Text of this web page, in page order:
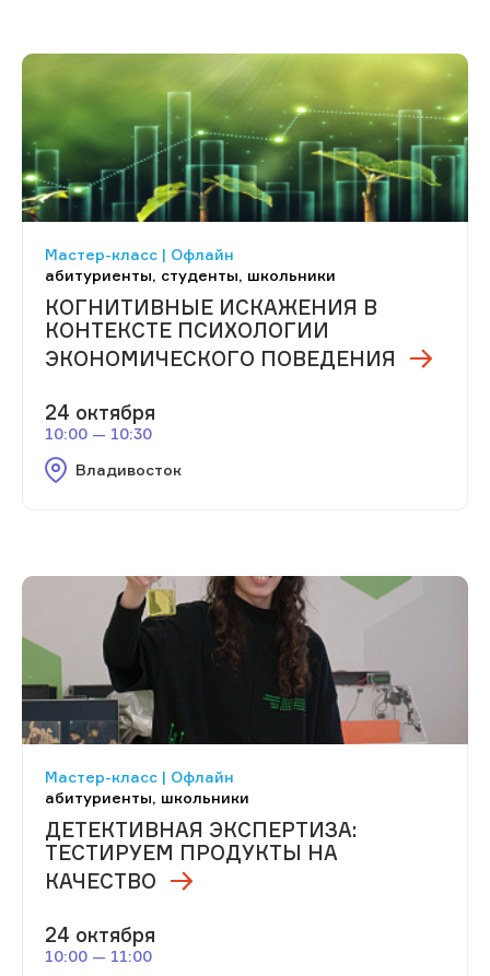
Мастер-класс | Офлайн
абитуриенты, студенты, школьники
КОГНИТИВНЫЕ ИСКАЖЕНИЯ В
КОНТЕКСТЕ ПСИХОЛОГИИ
ЭКОНОМИЧЕСКОГО ПОВЕДЕНИЯ
24 октября
10:00 — 10:30
Владивосток
Мастер-класс | Офлайн
абитуриенты, школьники
ДЕТЕКТИВНАЯ ЭКСПЕРТИЗА:
ТЕСТИРУЕМ ПРОДУКТЫ НА
КАЧЕСТВО
24 октября
10:00 — 11:00